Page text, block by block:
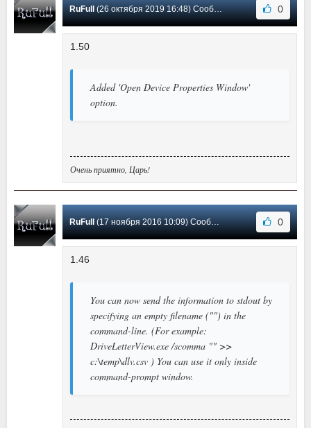
RuFull (26 октября 2019 16:48) Сообщение #15 0
1.50
Added 'Open Device Properties Window'
option.
Очень приятно, Царь!
RuFull (17 ноября 2016 10:09) Сообщение #14 0
1.46
You can now send the information to stdout by
specifying an empty filename ("") in the
command-line. (For example:
DriveLetterView.exe /scomma "" >>
c:\temp\dlv.csv ) You can use it only inside
command-prompt window.